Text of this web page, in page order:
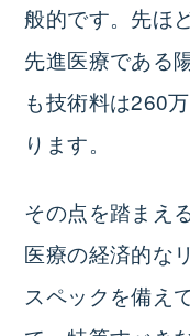
般的です。先ほ
先進医療である
も技術料は260
ります。
その点を踏まえ
医療の経済的な
スペックを備え